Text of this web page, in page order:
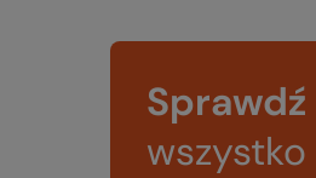
Sprawdź
wszystko